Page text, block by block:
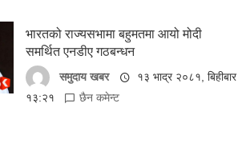
भारतको राज्यसभामा बहुमतमा आयो मोदी
समर्थित एनडीए गठबन्धन
समुदाय खबर
१३ भाद्र २०८१, बिहीबार
१३:२१
छैन कमेन्ट